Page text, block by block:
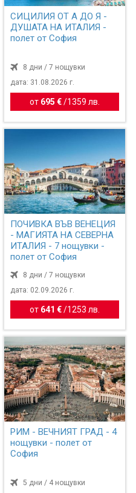
СИЦИЛИЯ ОТ А ДО Я -
ДУШАТА НА ИТАЛИЯ -
полет от София
8 дни / 7 нощувки
дата: 31.08.2026 г.
от 695 €/ 1359 лв.
ПОЧИВКА ВЪВ ВЕНЕЦИЯ
- МАГИЯТА НА СЕВЕРНА
ИТАЛИЯ - 7 нощувки -
полет от София
8 дни / 7 нощувки
дата: 02.09.2026 г.
от 641 €/ 1253 лв.
РИМ - ВЕЧНИЯТ ГРАД - 4
нощувки - полет от
София
5 дни / 4 нощувки